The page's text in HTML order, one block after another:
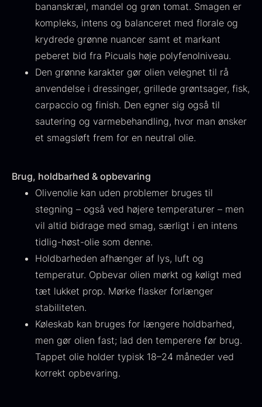
Kokoko langt kul
380,00 kr.
På lager
Oscietra - LE CAVIAR
På lager
Gaveæske til skeer inkl.
caviar dåseåbner
439,00 kr.
På lager
Ikura Pure - Imperial
Ørredrogn
Fra
På lager
Japansk wasabi
bananskræl, mandel og grøn tomat. Smagen er
kompleks, intens og balanceret med florale og
krydrede grønne nuancer samt et markant
peberet bid fra Picuals høje polyfenolniveau.
Den grønne karakter gør olien velegnet til rå
anvendelse i dressinger, grillede grøntsager, fisk,
carpaccio og finish. Den egner sig også til
sautering og varmebehandling, hvor man ønsker
et smagsløft frem for en neutral olie.
Brug, holdbarhed & opbevaring
Olivenolie kan uden problemer bruges til
stegning – også ved højere temperaturer – men
vil altid bidrage med smag, særligt i en intens
tidlig-høst-olie som denne.
Holdbarheden afhænger af lys, luft og
temperatur. Opbevar olien mørkt og køligt med
tæt lukket prop. Mørke flasker forlænger
stabiliteten.
Køleskab kan bruges for længere holdbarhed,
men gør olien fast; lad den temperere før brug.
Tappet olie holder typisk 18–24 måneder ved
korrekt opbevaring.